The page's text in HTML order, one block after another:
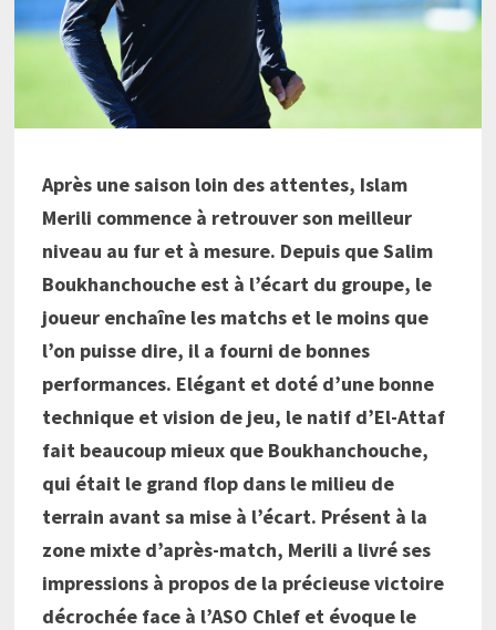
Après une saison loin des attentes, Islam
Merili commence à retrouver son meilleur
niveau au fur et à mesure. Depuis que Salim
Boukhanchouche est à l’écart du groupe, le
joueur enchaîne les matchs et le moins que
l’on puisse dire, il a fourni de bonnes
performances. Elégant et doté d’une bonne
technique et vision de jeu, le natif d’El-Attaf
fait beaucoup mieux que Boukhanchouche,
qui était le grand flop dans le milieu de
terrain avant sa mise à l’écart. Présent à la
zone mixte d’après-match, Merili a livré ses
impressions à propos de la précieuse victoire
décrochée face à l’ASO Chlef et évoque le